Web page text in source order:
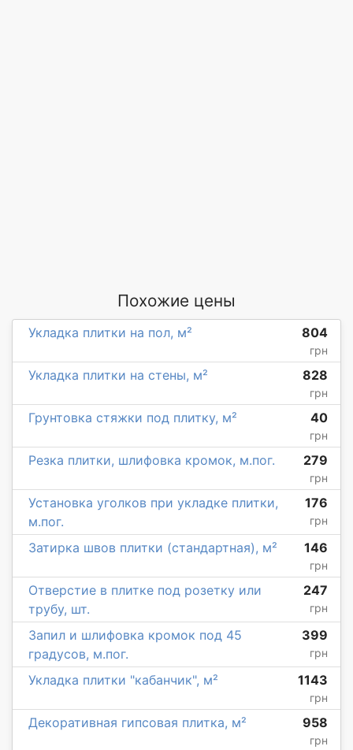
Похожие цены
Укладка плитки на пол, м² 804
грн
Укладка плитки на стены, м² 828
грн
Грунтовка стяжки под плитку, м² 40
грн
Резка плитки, шлифовка кромок, м.пог. 279
грн
Установка уголков при укладке плитки,
м.пог.
176
грн
Затирка швов плитки (стандартная), м² 146
грн
Отверстие в плитке под розетку или
трубу, шт.
247
грн
Запил и шлифовка кромок под 45
градусов, м.пог.
399
грн
Укладка плитки "кабанчик", м² 1143
грн
Декоративная гипсовая плитка, м² 958
грн